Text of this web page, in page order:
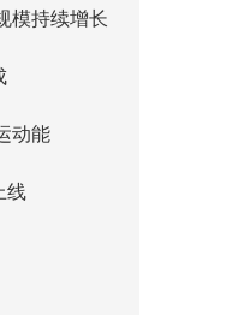
模持续增长
动能
线